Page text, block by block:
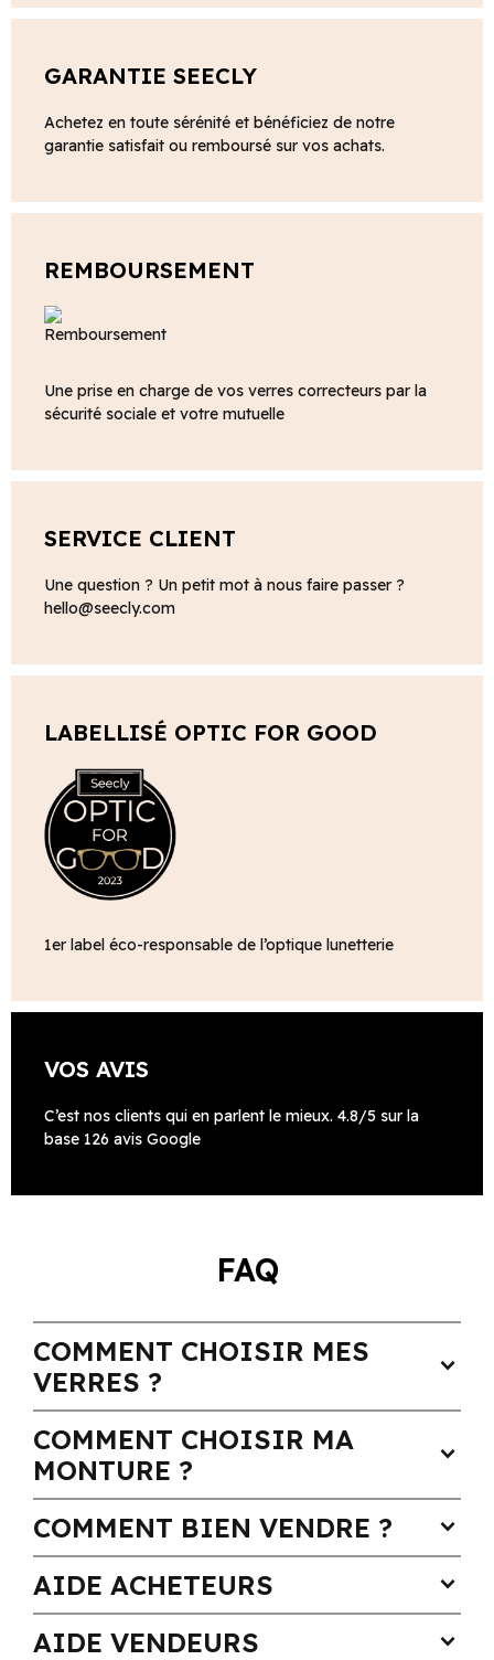
GARANTIE SEECLY
Achetez en toute sérénité et bénéficiez de notre
garantie satisfait ou remboursé sur vos achats.
REMBOURSEMENT
Une prise en charge de vos verres correcteurs par la
sécurité sociale et votre mutuelle
SERVICE CLIENT
Une question ? Un petit mot à nous faire passer ?
hello@seecly.com
LABELLISÉ OPTIC FOR GOOD
1er label éco-responsable de l’optique lunetterie
VOS AVIS
C’est nos clients qui en parlent le mieux. 4.8/5 sur la
base 126 avis Google
FAQ
COMMENT CHOISIR MES
VERRES ?
expand_more
COMMENT CHOISIR MA
MONTURE ?
expand_more
COMMENT BIEN VENDRE ? expand_more
AIDE ACHETEURS expand_more
AIDE VENDEURS expand_more